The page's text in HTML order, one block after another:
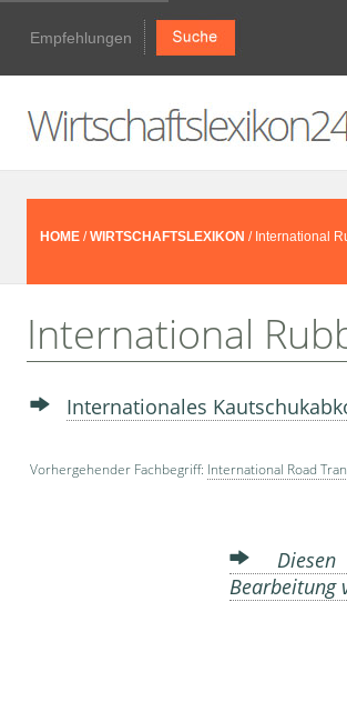
Empfehlungen
HOME /WIRTSCHAFTSLEXIKON / International
International
Internationales
Vorhergehender Fachbegriff: International Road
Diesen
Bearbeitung